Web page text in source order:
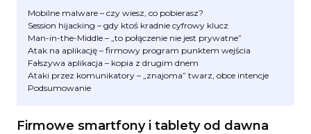
Mobilne malware – czy wiesz, co pobierasz?
Session hijacking – gdy ktoś kradnie cyfrowy klucz
Man-in-the-Middle – „to połączenie nie jest prywatne”
Atak na aplikację – firmowy program punktem wejścia
Fałszywa aplikacja – kopia z drugim dnem
Ataki przez komunikatory – „znajoma” twarz, obce intencje
Podsumowanie
Firmowe smartfony i tablety od dawna